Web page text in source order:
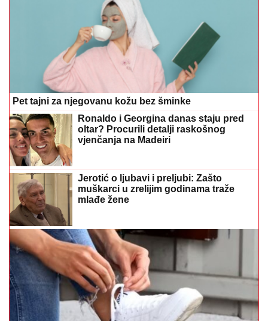
Pet tajni za njegovanu kožu bez šminke
Ronaldo i Georgina danas staju pred
oltar? Procurili detalji raskošnog
vjenčanja na Madeiri
Jerotić o ljubavi i preljubi: Zašto
muškarci u zrelijim godinama traže
mlađe žene